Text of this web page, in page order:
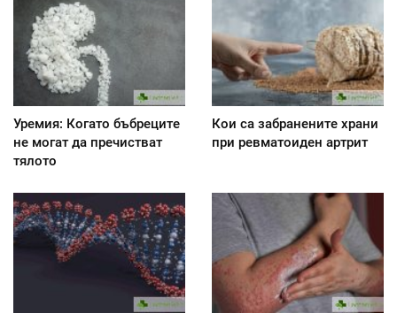
Уремия: Когато бъбреците
не могат да пречистват
тялото
Кои са забранените храни
при ревматоиден артрит